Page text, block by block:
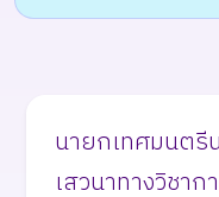
นายกเทศมนต
เสวนาทางวิชา